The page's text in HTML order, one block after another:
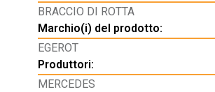
BRACCIO DI ROTTA
Marchio(i) del prodotto:
EGEROT
Produttori:
MERCEDES